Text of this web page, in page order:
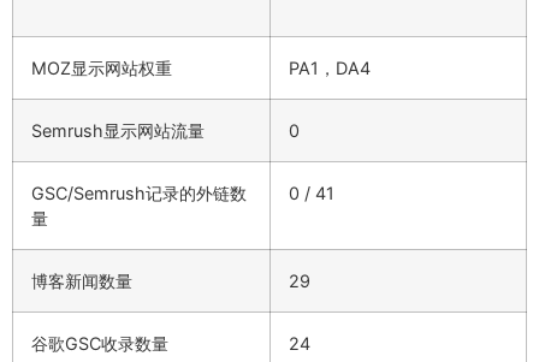
MOZ显示网站权重 PA1，DA4
Semrush显示网站流量 0
GSC/Semrush记录的外链数
量
0 / 41
博客新闻数量 29
谷歌GSC收录数量 24